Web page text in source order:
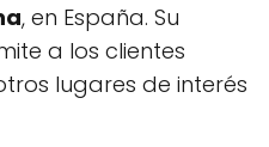
, en España. Su
a los clientes
lugares de interés